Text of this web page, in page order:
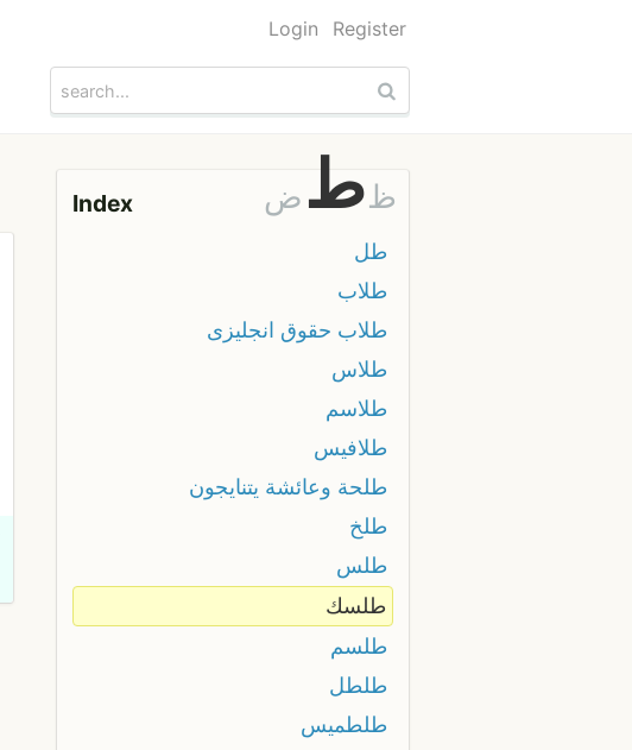
Login Register
Index ض طظ
طل
طلاب
طلاب حقوق انجليزى
طلاس
طلاسم
طلافيس
طلحة وعائشة يتنايجون
طلخ
طلس
طلسك
طلسم
طلطل
طلطميس